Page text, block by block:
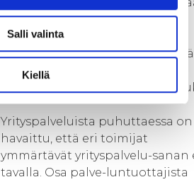
Salli valinta
Kiellä
yrityspalvelujen ko-konaisuutta
hajanaisesta yksittäisten
palveluiden tarjonnasta yhdessä
palveluntuottajien kanssa
toteutettavaksi
Yrityspalveluista puhuttaessa on
havaittu, että eri toimijat
ymmärtävät yrityspalvelu-sanan
tavalla. Osa palve-luntuottajista